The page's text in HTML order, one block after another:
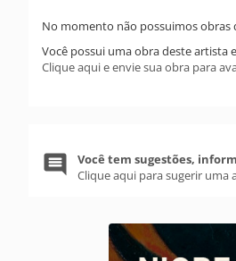
No momento não possuimos obras
Você possui uma obra deste artista
Clique aqui e envie sua obra para
Você tem sugestões,
Clique aqui para sugerir